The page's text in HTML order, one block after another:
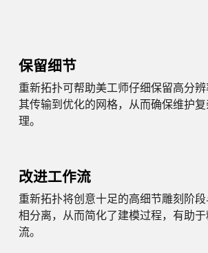
保留细节
重新拓扑可帮助美工师仔细保留高分
其传输到优化的网格，从而确保维护
理。
改进工作流
重新拓扑将创意十足的高细节雕刻阶
相分离，从而简化了建模过程，有助
流。